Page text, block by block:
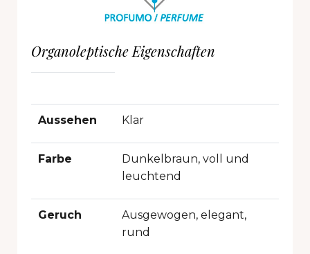
Organoleptische Eigenschaften
Aussehen Klar
Farbe
Dunkelbraun, voll und
leuchtend
Geruch
Ausgewogen, elegant,
rund